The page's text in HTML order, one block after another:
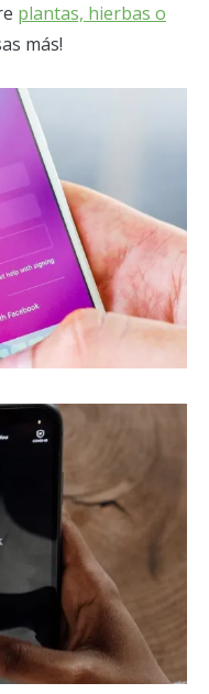
plantas, hierbas o
más!